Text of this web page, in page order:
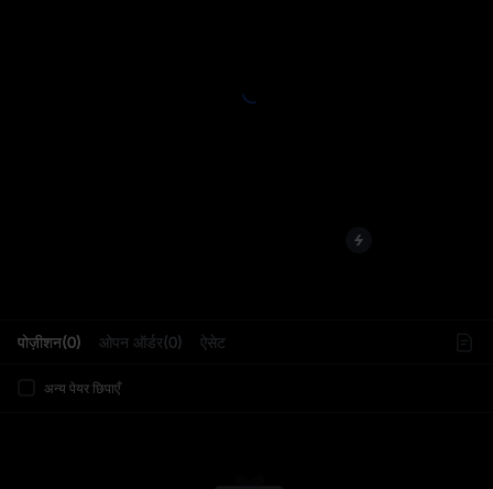
पोज़ीशन(0) ओपन ऑर्डर(0) ऐसेट
अन्य पेयर छिपाएँ